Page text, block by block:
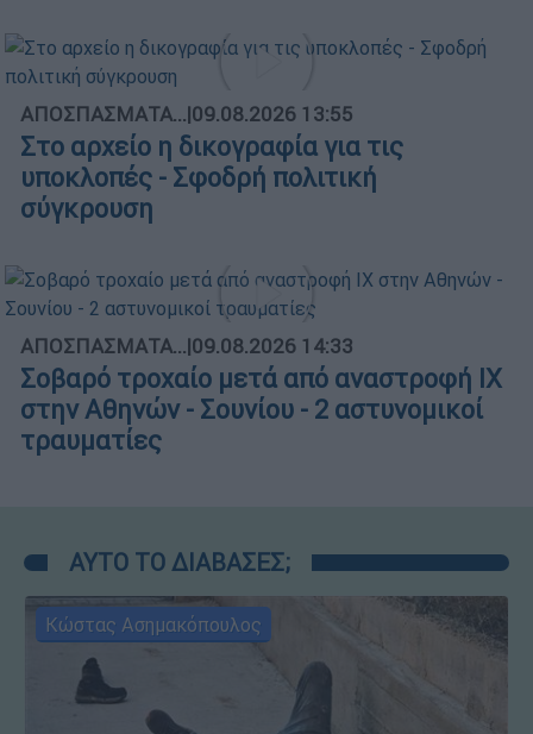
ΑΠΟΣΠΑΣΜΑΤΑ...|09.08.2026 13:55
Στο αρχείο η δικογραφία για τις
υποκλοπές - Σφοδρή πολιτική
σύγκρουση
ΑΠΟΣΠΑΣΜΑΤΑ...|09.08.2026 14:33
Σοβαρό τροχαίο μετά από αναστροφή ΙΧ
στην Αθηνών - Σουνίου - 2 αστυνομικοί
τραυματίες
ΑΥΤΟ ΤΟ ΔΙΑΒΑΣΕΣ;
Κώστας Ασημακόπουλος